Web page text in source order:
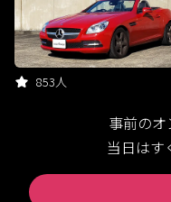
853人
事前の
当日はす